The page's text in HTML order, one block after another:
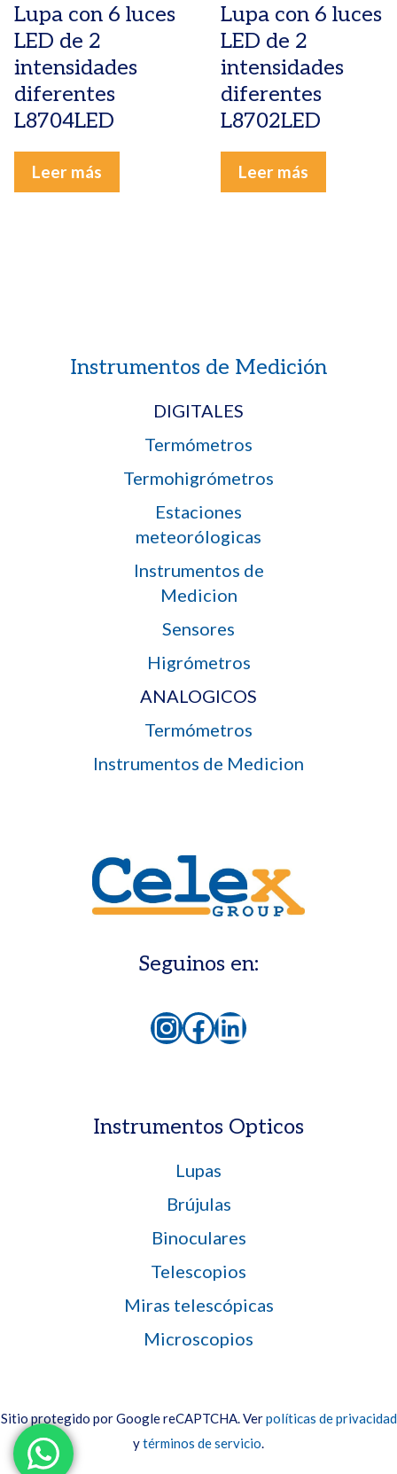
Lupa con 6 luces
LED de 2
intensidades
diferentes
L8704LED
Leer más
Lupa con 6 luces
LED de 2
intensidades
diferentes
L8702LED
Leer más
Instrumentos de Medición
DIGITALES
Termómetros
Termohigrómetros
Estaciones
meteorólogicas
Instrumentos de
Medicion
Sensores
Higrómetros
ANALOGICOS
Termómetros
Instrumentos de Medicion
Seguinos en:
Instagram
Facebook
LinkedIn
Instrumentos Opticos
Lupas
Brújulas
Binoculares
Telescopios
Miras telescópicas
Microscopios
Sitio protegido por Google reCAPTCHA. Verpolíticas de privacidad
ytérminos de servicio.